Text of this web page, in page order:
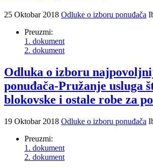
25 Oktobar 2018 Odluke o izboru ponuđača
Preuzmi:
1. dokument
2. dokument
Odluka o izboru
ponuđača-Pružanje usluga
blokovske i ostale robe za
19 Oktobar 2018 Odluke o izboru ponuđača
Preuzmi:
1. dokument
2. dokument